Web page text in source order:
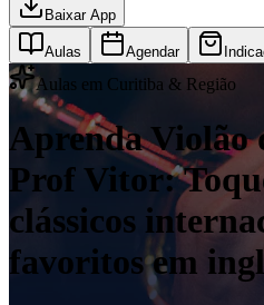
Baixar App
Aulas Agendar
Aulas em Curitiba & Região
Aprenda Violão
Prof Vitor:
clássicos
favoritos em